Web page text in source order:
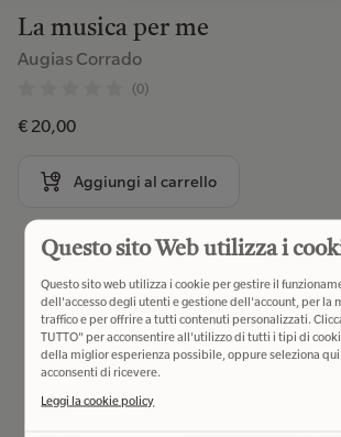
La musica per me
Augias Corrado
(0)
€ 20,00
Aggiungi al carrello
Questo sito Web utilizza i
Questo sito web utilizza i cookie per gestire il
dell'accesso degli utenti e gestione dell'account, per la
traffico e per offrire a tutti contenuti personalizzati.
TUTTO" per acconsentire all'utilizzo di tutti i tipi di
della miglior esperienza possibile, oppure seleziona
acconsenti di ricevere.
Leggi la cookie policy